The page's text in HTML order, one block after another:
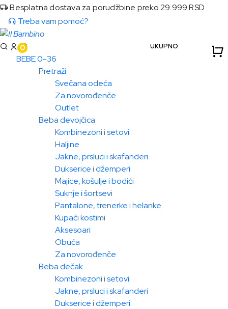
Besplatna dostava za porudžbine preko 29.999 RSD
Treba vam pomoć?
0 UKUPNO:
BEBE 0-36
Pretraži
Svečana odeća
Za novorođenče
Outlet
Beba devojčica
Kombinezoni i setovi
Haljine
Jakne, prsluci i skafanderi
Dukserice i džemperi
Majice, košulje i bodići
Suknje i šortsevi
Pantalone, trenerke i helanke
Kupaći kostimi
Aksesoari
Obuća
Za novorođenče
Beba dečak
Kombinezoni i setovi
Jakne, prsluci i skafanderi
Dukserice i džemperi